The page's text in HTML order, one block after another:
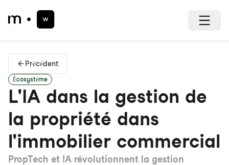
Précédent
Écosystème
L'IA dans la gestion de
la propriété dans
l'immobilier commercial
PropTech et IA révolutionnent la gestion